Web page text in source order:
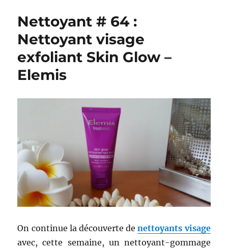
Nettoyant # 64 :
Nettoyant visage
exfoliant Skin Glow –
Elemis
On continue la découverte denettoyants visage
avec, cette semaine, un nettoyant-gommage